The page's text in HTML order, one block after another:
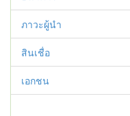
ภาวะผู้นำ
สินเชื่อ
เอกชน